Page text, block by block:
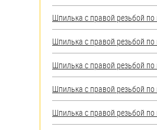
Шпилька с правой резьбой
Шпилька с правой резьбой
Шпилька с правой резьбой
Шпилька с правой резьбой
Шпилька с правой резьбой